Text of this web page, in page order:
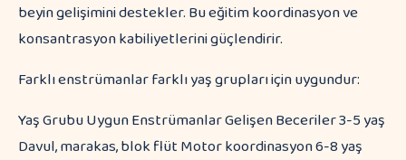
beyin gelişimini destekler. Bu eğitim koordinasyon ve
konsantrasyon kabiliyetlerini güçlendirir.
Farklı enstrümanlar farklı yaş grupları için uygundur:
Yaş Grubu Uygun Enstrümanlar Gelişen Beceriler 3-5 yaş
Davul, marakas, blok flüt Motor koordinasyon 6-8 yaş